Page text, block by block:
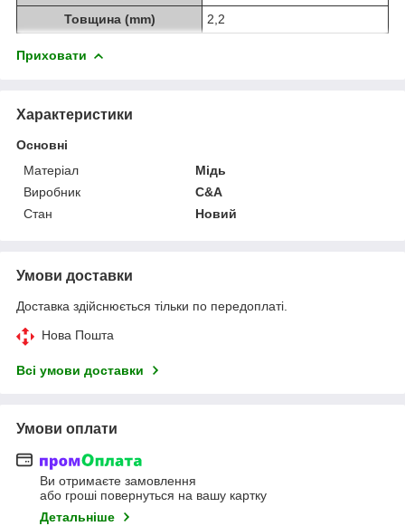
Товщина (mm)
2,2
Приховати
Характеристики
Основні
Матеріал
Мідь
Виробник
C&A
Стан
Новий
Умови доставки
Доставка здійснюється тільки по передоплаті.
Нова Пошта
Всі умови доставки
Умови оплати
Ви отримаєте замовлення
або гроші повернуться на вашу картку
Детальніше